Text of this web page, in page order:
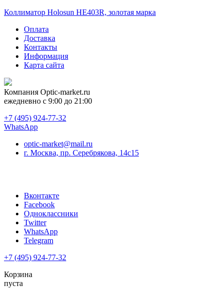
Коллиматор Holosun HE403R, золотая марка
Оплата
Доставка
Контакты
Информация
Карта сайта
Компания Optic-market.ru
ежедневно с 9:00 до 21:00
+7 (495) 924-77-32
WhatsApp
optic-market@mail.ru
г. Москва, пр. Серебрякова, 14с15
Вконтакте
Facebook
Одноклассники
Twitter
WhatsApp
Telegram
+7 (495) 924-77-32
Корзина
пуста